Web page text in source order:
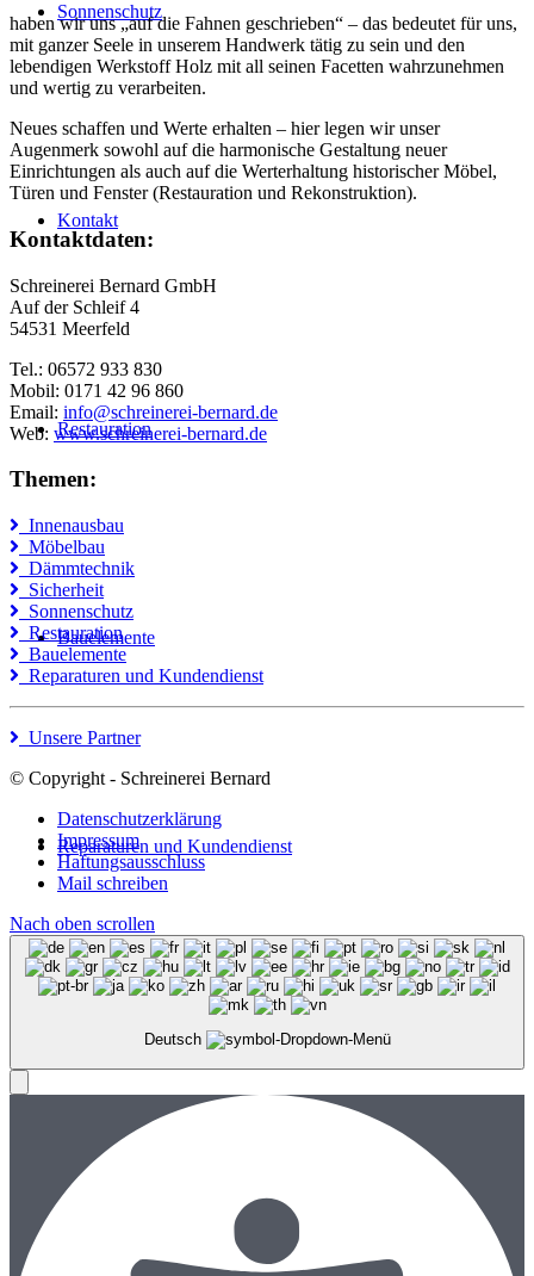
Sonnenschutz
Kontakt
Restauration
Bauelemente
Reparaturen und Kundendienst
haben wir uns „auf die Fahnen geschrieben“ – das bedeutet für uns,
mit ganzer Seele in unserem Handwerk tätig zu sein und den
lebendigen Werkstoff Holz mit all seinen Facetten wahrzunehmen
und wertig zu verarbeiten.
Neues schaffen und Werte erhalten – hier legen wir unser
Augenmerk sowohl auf die harmonische Gestaltung neuer
Einrichtungen als auch auf die Werterhaltung historischer Möbel,
Türen und Fenster (Restauration und Rekonstruktion).
Kontaktdaten:
Schreinerei Bernard GmbH
Auf der Schleif 4
54531 Meerfeld
Tel.: 06572 933 830
Mobil: 0171 42 96 860
Email: info@schreinerei-bernard.de
Web: www.schreinerei-bernard.de
Themen:
Innenausbau
Möbelbau
Dämmtechnik
Sicherheit
Sonnenschutz
Restauration
Bauelemente
Reparaturen und Kundendienst
Unsere Partner
© Copyright - Schreinerei Bernard
Datenschutzerklärung
Impressum
Haftungsausschluss
Mail schreiben
Nach oben scrollen
Deutsch